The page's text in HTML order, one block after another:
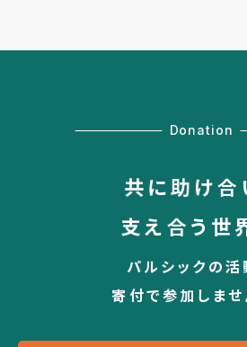
Donation
共に助け合
支え合う世
パルシックの活
寄付で参加しませ